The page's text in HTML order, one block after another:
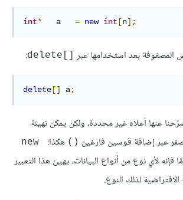
int*
   a
= new int [n];
بعد استخدامها عبر delete[]‎
:
delete [] a;
عنها أعلاه غير محددة، ولكن يمكن تهيئة
عبر إضافة قوسين فارغين () هكذا:
new
فإنه لأي نوع من أنواع البيانات، يهيئ هذا التعبير
لذلك النوع.